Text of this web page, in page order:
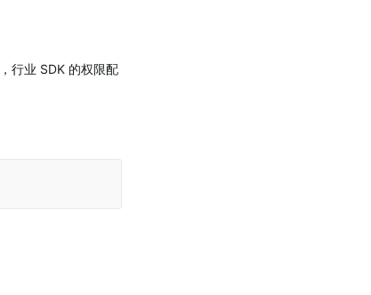
，行业 SDK 的权限配